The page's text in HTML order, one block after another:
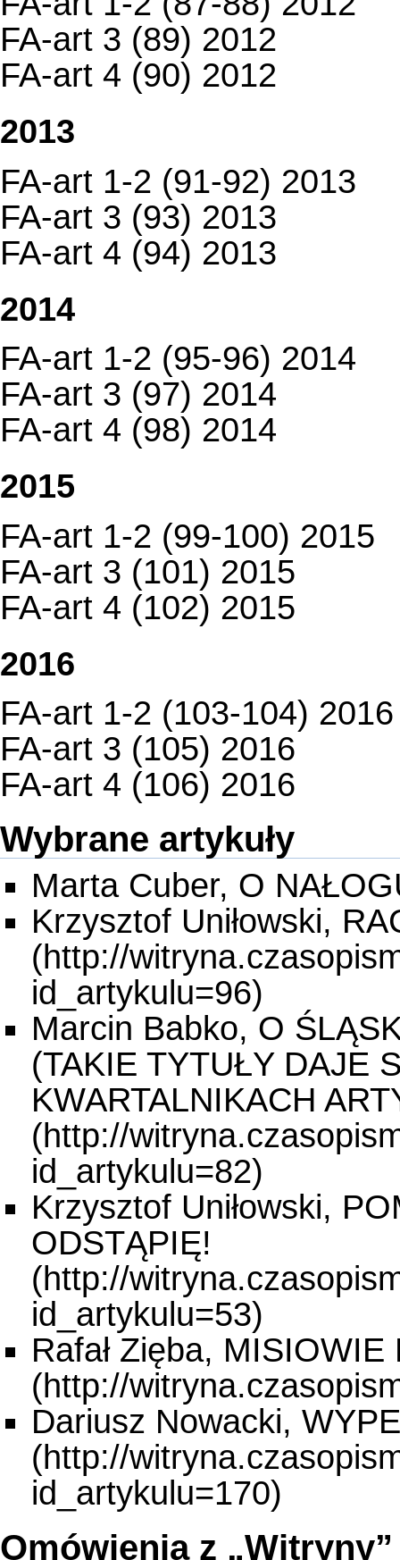
FA-art 3 (89) 2012
FA-art 4 (90) 2012
2013
FA-art 1-2 (91-92) 2013
FA-art 3 (93) 2013
FA-art 4 (94) 2013
2014
FA-art 1-2 (95-96) 2014
FA-art 3 (97) 2014
FA-art 4 (98) 2014
2015
FA-art 1-2 (99-100) 2015
FA-art 3 (101) 2015
FA-art 4 (102) 2015
2016
FA-art 1-2 (103-104) 2016
FA-art 3 (105) 2016
FA-art 4 (106) 2016
Wybrane artykuły
Marta Cuber, O
Krzysztof Uniłowski,
Marcin Babko, O
(TAKIE TYTUŁY DAJE
KWARTALNIKACH
Krzysztof Uniłowski,
ODSTĄPIĘ!
Rafał Zięba, MISIOWIE
Dariusz Nowacki,
Omówienia z „Witryny”